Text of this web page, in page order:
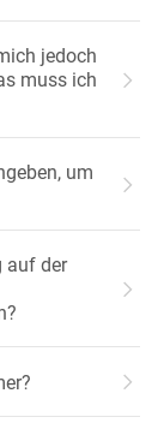
jedoch
muss ich
um
auf der